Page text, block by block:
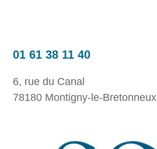
01 61 38 11 40
6, rue du Canal
78180 Montigny-le-Bretonneux